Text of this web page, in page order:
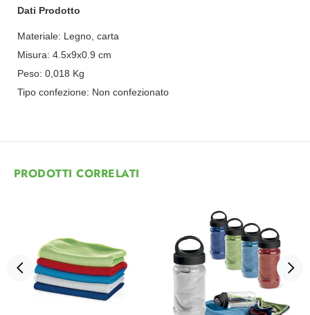
Dati Prodotto
Materiale: Legno, carta
Misura: 4.5x9x0.9 cm
Peso: 0,018 Kg
Tipo confezione: Non confezionato
PRODOTTI CORRELATI